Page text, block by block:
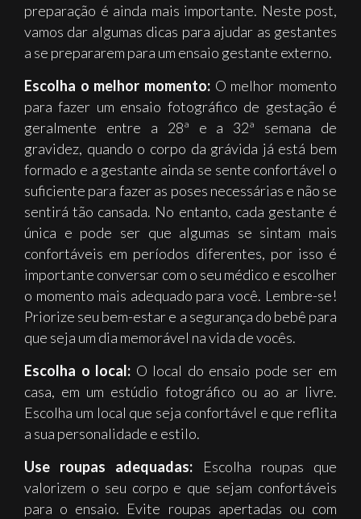
preparação é ainda mais importante. Neste post,
vamos dar algumas dicas para ajudar as gestantes
a se prepararem para um ensaio gestante externo.
Escolha o melhor momento: O melhor momento
para fazer um ensaio fotográfico de gestação é
geralmente entre a 28ª e a 32ª semana de
gravidez, quando o corpo da grávida já está bem
formado e a gestante ainda se sente confortável o
suficiente para fazer as poses necessárias e não se
sentirá tão cansada. No entanto, cada gestante é
única e pode ser que algumas se sintam mais
confortáveis em períodos diferentes, por isso é
importante conversar com o seu médico e escolher
o momento mais adequado para você. Lembre-se!
Priorize seu bem-estar e a segurança do bebê para
que seja um dia memorável na vida de vocês.
Escolha o local: O local do ensaio pode ser em
casa, em um estúdio fotográfico ou ao ar livre.
Escolha um local que seja confortável e que reflita
a sua personalidade e estilo.
Use roupas adequadas: Escolha roupas que
valorizem o seu corpo e que sejam confortáveis
para o ensaio. Evite roupas apertadas ou com